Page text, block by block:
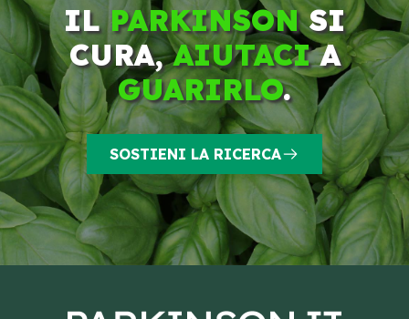
ILPARKINSONSI
CURA,AIUTACIA
GUARIRLO.
SOSTIENI LA RICERCA